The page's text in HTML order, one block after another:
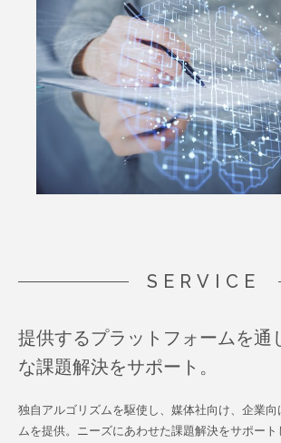
SERVICE
提供するプラットフォームを通
な課題解決をサポート。
独自アルゴリズムを駆使し、媒体社向け、企業
ムを提供。ニーズにあわせた課題解決をサポート